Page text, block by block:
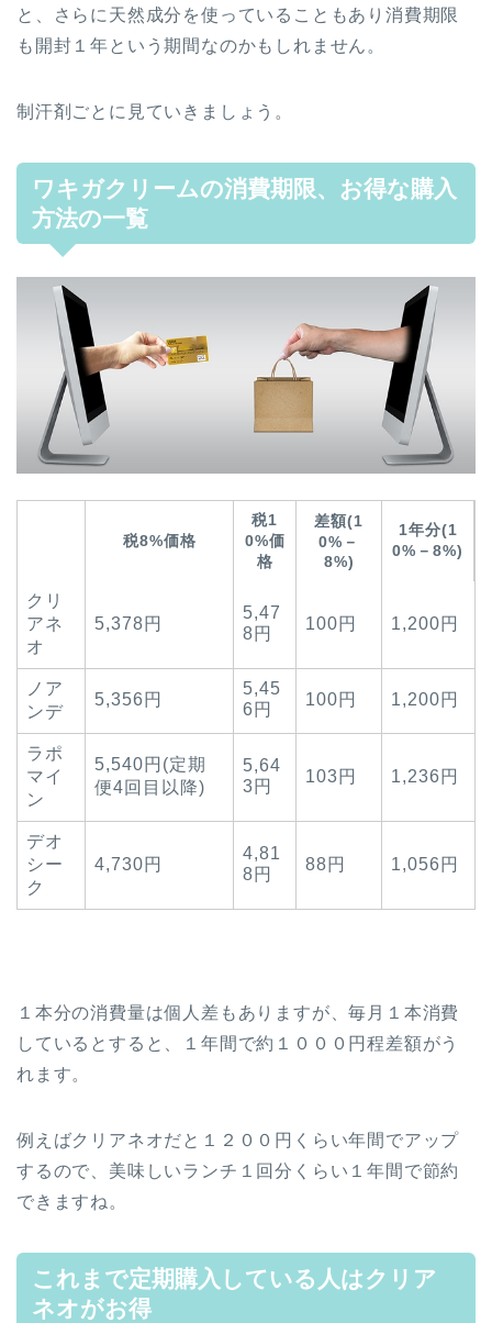
と、さらに天然成分を使っていることもあり消費期限
も開封１年という期間なのかもしれません。
制汗剤ごとに見ていきましょう。
ワキガクリームの消費期限、お得な購入
方法の一覧
税8%価格
税1
0%価
格
差額(1
0%－
8%)
1年分(1
0%－8%)
クリ
アネ
オ
5,378円
5,47
8円
100円 1,200円
ノア
ンデ
5,356円
5,45
6円
100円 1,200円
ラポ
マイ
ン
5,540円(定期
便4回目以降)
5,64
3円
103円 1,236円
デオ
シー
ク
4,730円
4,81
8円
88円 1,056円
１本分の消費量は個人差もありますが、毎月１本消費
しているとすると、１年間で約１０００円程差額がう
れます。
例えばクリアネオだと１２００円くらい年間でアップ
するので、美味しいランチ１回分くらい１年間で節約
できますね。
これまで定期購入している人はクリア
ネオがお得